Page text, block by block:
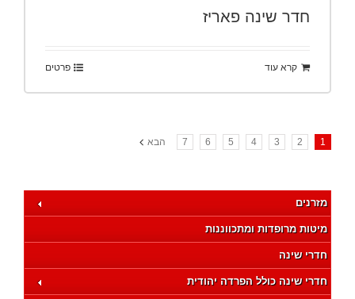
חדר שינה פאריז
קרא עוד פרטים
1
2
3
4
5
6
7 הבא
מזרנים
מיטות מרופדות ומתכווננות
חדרי שינה
חדרי שינה כולל הפרדה יהודית